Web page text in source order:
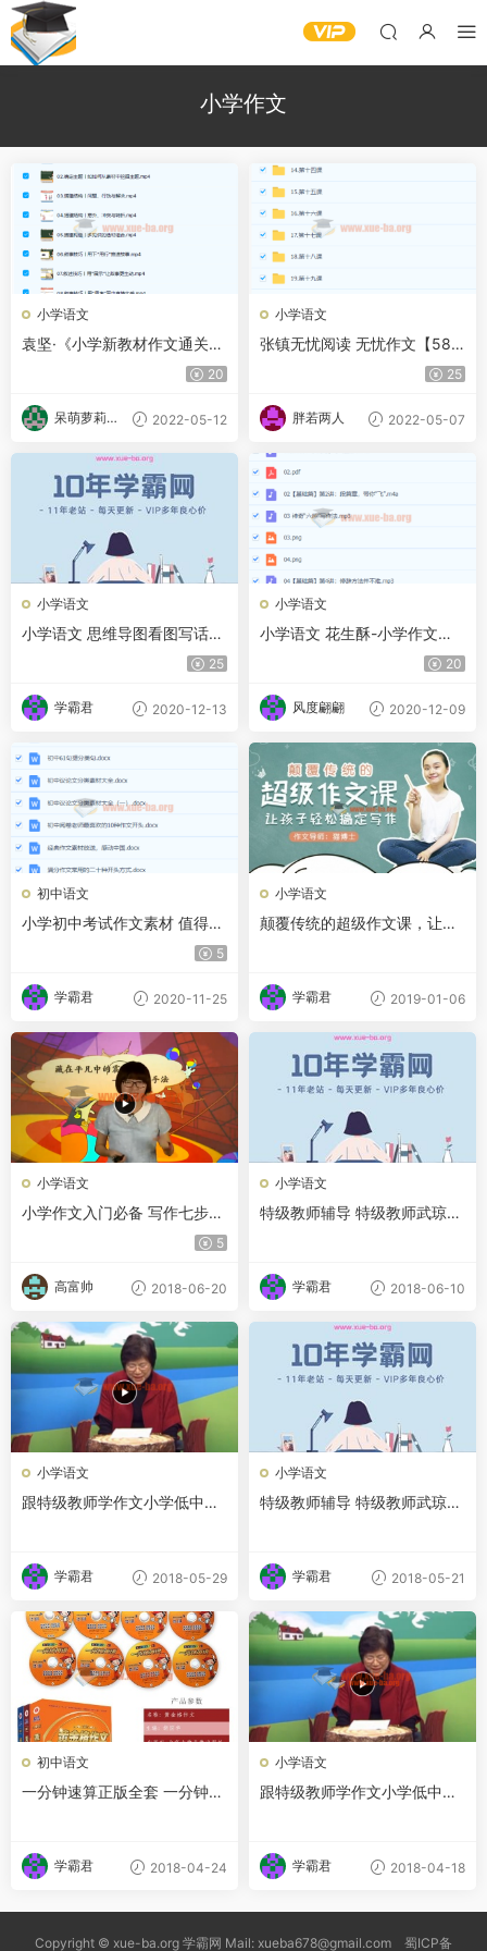
小学作文
小学语文
袁坚·《小学新教材作文通关写
20
呆萌萝莉甜
2022-05-12
小学语文
张镇无忧阅读 无忧作文【58.4
25
胖若两人 2022-05-07
小学语文
小学语文 思维导图看图写话
小学作文小学1-6年级PPT课件
25
学霸君 2020-12-13
小学语文
小学语文 花生酥-小学作文高
20
风度翩翩 2020-12-09
初中语文
小学初中考试作文素材 值得收
5
学霸君 2020-11-25
小学语文
颠覆传统的超级作文课，让孩
学霸君 2019-01-06
小学语文
小学作文入门必备 写作七步曲
5
高富帅 2018-06-20
小学语文
特级教师辅导 特级教师武琼小
学霸君 2018-06-10
小学语文
跟特级教师学作文小学低中高
学霸君 2018-05-29
小学语文
特级教师辅导 特级教师武琼小
学霸君 2018-05-21
初中语文
一分钟速算正版全套 一分钟英
学霸君 2018-04-24
小学语文
跟特级教师学作文小学低中高
学霸君 2018-04-18
Copyright © xue-ba.org 学霸网 Mail: xueba678@gmail.com 蜀ICP备